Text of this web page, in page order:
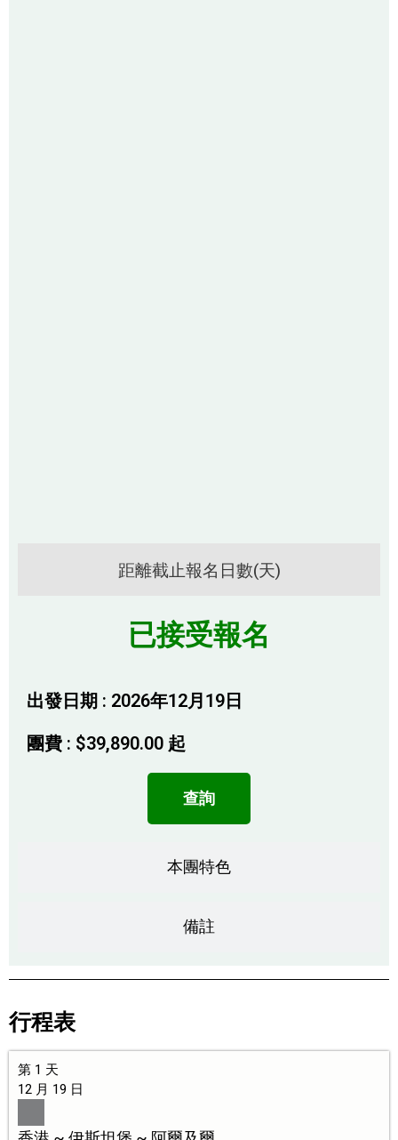
距離截止報名日數(天)
已接受報名
出發日期 : 2026年12月19日
團費 : $39,890.00 起
查詢
本團特色
備註
行程表
第 1 天
12 月 19 日